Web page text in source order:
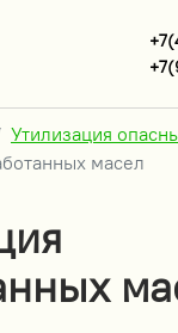
Утилизация
масел